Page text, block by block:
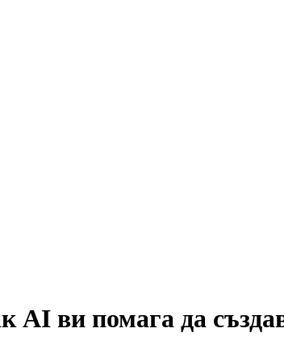
ви помага да